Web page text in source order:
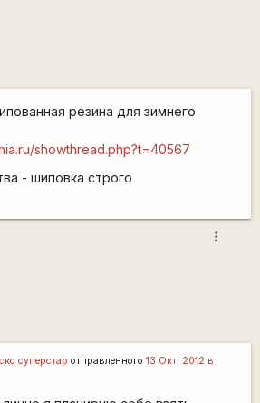
резина для зимнего
showthread.php?t=40567
- шиповка строго
more_vert
суперстар отправленного 13 Окт, 2012 в